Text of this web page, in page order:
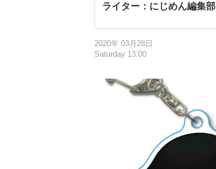
ライター：にじめん編集部
2020年 03月28日
Saturday 13:00